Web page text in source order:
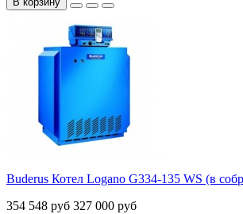
Buderus Котел Logano G334-135 WS (в
354 548 руб 327 000 руб